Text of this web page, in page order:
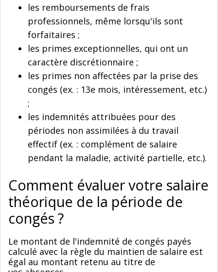
les remboursements de frais
professionnels, même lorsqu'ils sont
forfaitaires ;
les primes exceptionnelles, qui ont un
caractère discrétionnaire ;
les primes non affectées par la prise des
congés (ex. : 13e mois, intéressement, etc.)
;
les indemnités attribuées pour des
périodes non assimilées à du travail
effectif (ex. : complément de salaire
pendant la maladie, activité partielle, etc.).
Comment évaluer votre salaire
théorique de la période de
congés ?
Le montant de l'indemnité de congés payés
calculé avec la règle du maintien de salaire est
égal au montant retenu au titre de